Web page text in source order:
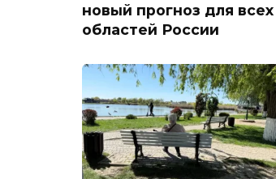
новый прогноз для всех
областей России